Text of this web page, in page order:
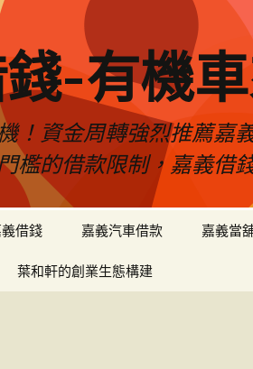
-有機
！資金周轉強烈推薦嘉
檻的借款限制，嘉義借
借錢 嘉義汽車借款 嘉義當
葉和軒的創業生態構建